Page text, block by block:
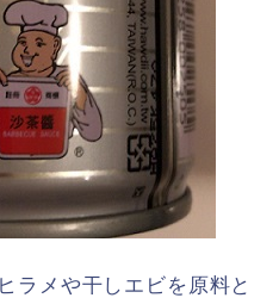
ラメや干しエビを原料と